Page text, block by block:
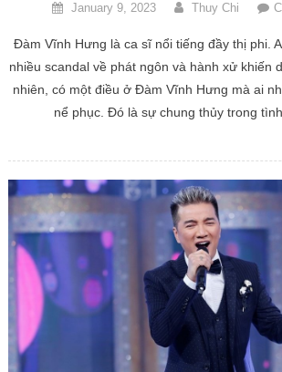
January 9, 2023 Thuy Chi
Đàm Vĩnh Hưng là ca sĩ nổi tiếng đầy thị phi.
nhiều scandal về phát ngôn và hành xử khiến
nhiên, có một điều ở Đàm Vĩnh Hưng mà ai
nể phục. Đó là sự chung thủy trong